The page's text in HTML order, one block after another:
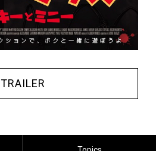
TRAILER